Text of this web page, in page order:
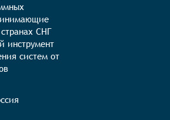
СНГ
инструмент
систем от